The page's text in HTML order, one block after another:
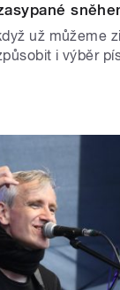
už můžeme
i výběr